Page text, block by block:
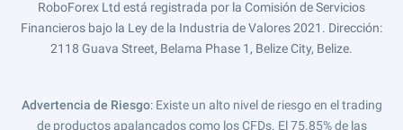
RoboForex Ltd está registrada por la Comisión de Servicios
Financieros bajo la Ley de la Industria de Valores 2021. Dirección:
2118 Guava Street, Belama Phase 1, Belize City, Belize.
Advertencia de Riesgo: Existe un alto nivel de riesgo en el trading
de productos apalancados como los CFDs. El 75.85% de las